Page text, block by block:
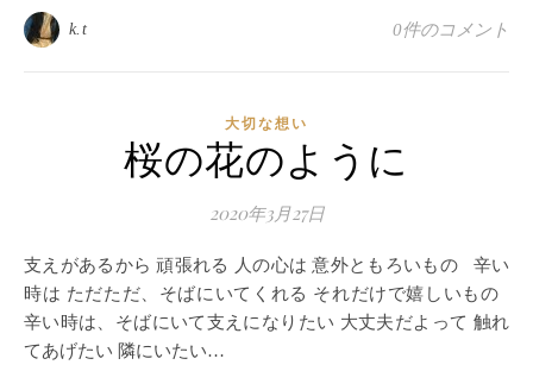
k.t 0件のコメント
大切な想い
桜の花のように
2020年3月27日
支えがあるから 頑張れる 人の心は 意外ともろいもの 辛い
時は ただただ、そばにいてくれる それだけで嬉しいもの
辛い時は、そばにいて支えになりたい 大丈夫だよって 触れ
てあげたい 隣にいたい…